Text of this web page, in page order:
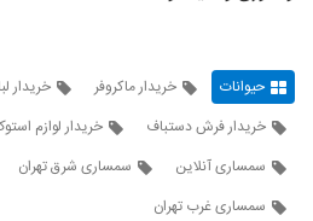
حیوانات خریدار ماکروفر
خریدار
خریدار فرش دستباف
خریدار لوازم
سمساری آنلاین
سمساری شرق تهران
سمساری غرب تهران